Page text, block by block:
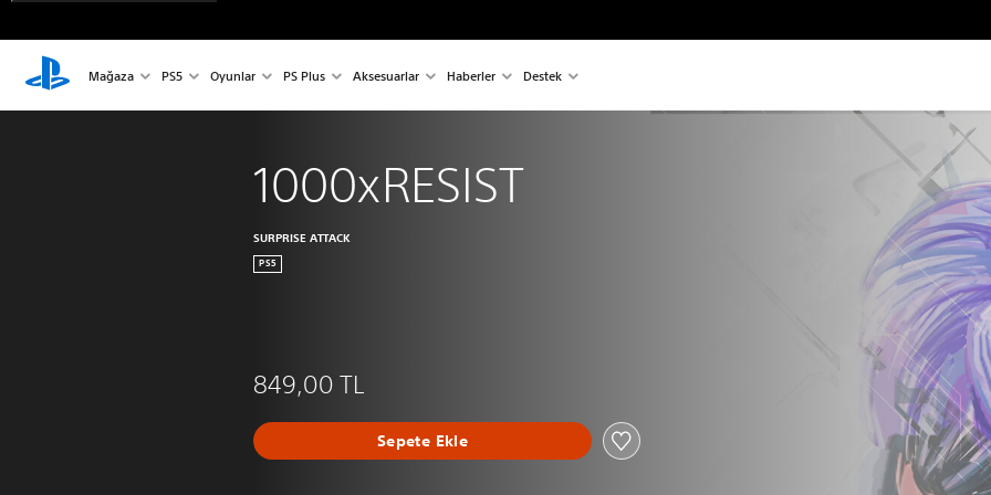
Mağaza PS5 Oyunlar PS Plus Aksesuarlar Haberler Destek
1000xRESIST
SURPRISE ATTACK
PS5
849,00 TL
Sepete Ekle